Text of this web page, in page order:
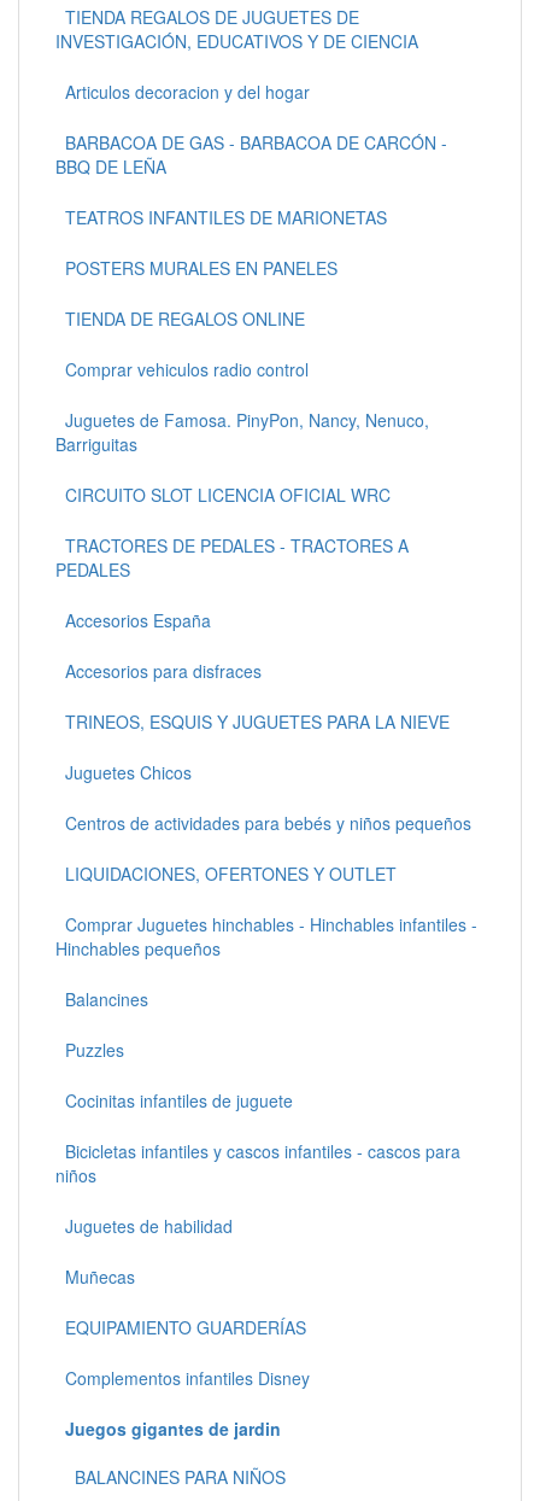
TIENDA REGALOS DE JUGUETES DE
INVESTIGACIÓN, EDUCATIVOS Y DE CIENCIA
Articulos decoracion y del hogar
BARBACOA DE GAS - BARBACOA DE CARCÓN -
BBQ DE LEÑA
TEATROS INFANTILES DE MARIONETAS
POSTERS MURALES EN PANELES
TIENDA DE REGALOS ONLINE
Comprar vehiculos radio control
Juguetes de Famosa. PinyPon, Nancy, Nenuco,
Barriguitas
CIRCUITO SLOT LICENCIA OFICIAL WRC
TRACTORES DE PEDALES - TRACTORES A
PEDALES
Accesorios España
Accesorios para disfraces
TRINEOS, ESQUIS Y JUGUETES PARA LA NIEVE
Juguetes Chicos
Centros de actividades para bebés y niños pequeños
LIQUIDACIONES, OFERTONES Y OUTLET
Comprar Juguetes hinchables - Hinchables infantiles -
Hinchables pequeños
Balancines
Puzzles
Cocinitas infantiles de juguete
Bicicletas infantiles y cascos infantiles - cascos para
niños
Juguetes de habilidad
Muñecas
EQUIPAMIENTO GUARDERÍAS
Complementos infantiles Disney
Juegos gigantes de jardin
BALANCINES PARA NIÑOS